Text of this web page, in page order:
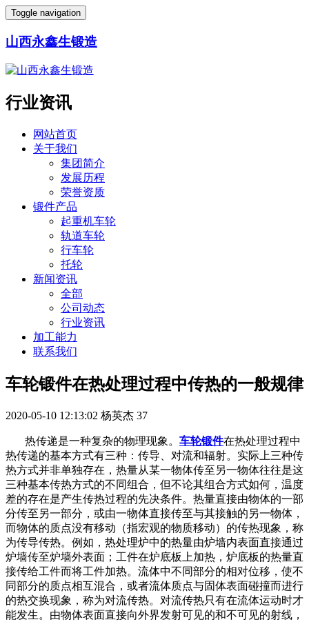
Toggle navigation
山西永鑫生锻造
行业资讯
网站首页
关于我们
集团简介
发展历程
荣誉资质
锻件产品
起重机车轮
轨道车轮
行车轮
托轮
新闻资讯
全部
公司动态
行业资讯
加工能力
联系我们
车轮锻件在热处理过程中传热的一般规律
2020-05-10 12:13:02 杨英杰 37
热传递是一种复杂的物理现象。 车轮锻件在热处理过程中
热传递的基本方式有三种：传导、对流和辐射。实际上三种传
热方式并非单独存在，热量从某一物体传至另一物体往往是这
三种基本传热方式的不同组合，但不论其组合方式如何，温度
差的存在是产生传热过程的先决条件。热量直接由物体的一部
分传至另一部分，或由一物体直接传至与其接触的另一物体，
而物体的质点没有移动（指宏观的物质移动）的传热现象，称
为传导传热。例如，热处理炉中的热量由炉墙内表面直接通过
炉墙传至炉墙外表面；工件在炉底板上加热，炉底板的热量直
接传给工件而将工件加热。流体中不同部分的相对位移，使不
同部分的质点相互混合，或者流体质点与固体表面碰撞而进行
的热交换现象，称为对流传热。对流传热只有在流体运动时才
能发生。由物体表面直接向外界发射可见的和不可见的射线，